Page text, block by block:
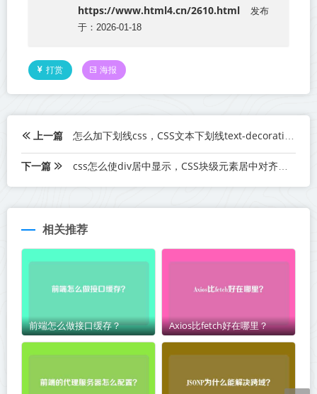
https://www.html4.cn/2610.html
发布
于：2026-01-18
打赏 海报
上一篇 怎么加下划线css，CSS文本下划线text-decoration属性
下一篇 css怎么使div居中显示，CSS块级元素居中对齐技术详解
相关推荐
前端怎么做接口缓存？ Axios比fetch好在哪里？